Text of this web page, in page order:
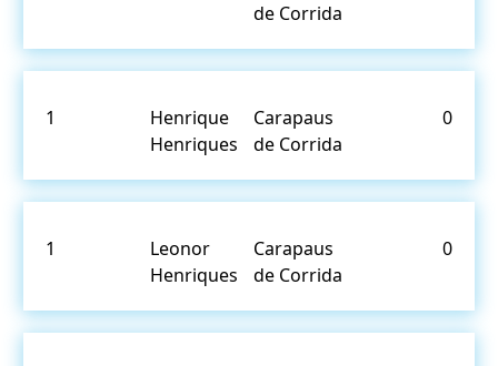
de Corrida
1
Henrique
Henriques
Carapaus
de Corrida
0
1
Leonor
Henriques
Carapaus
de Corrida
0